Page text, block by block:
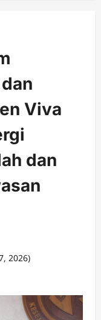
Viva
dan
2026)